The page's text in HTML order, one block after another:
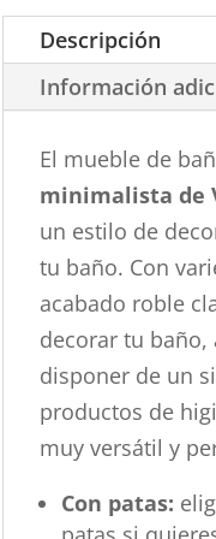
Descripción
Información
El mueble de
minimalista de
un estilo de
tu baño. Con
acabado roble
decorar tu baño,
disponer de un
productos de
muy versátil y
Con patas: